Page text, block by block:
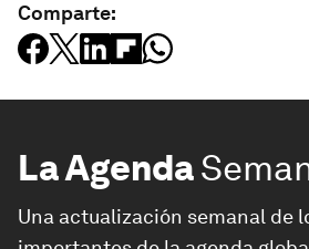
Comparte:
La Agenda
Una actualización semanal de